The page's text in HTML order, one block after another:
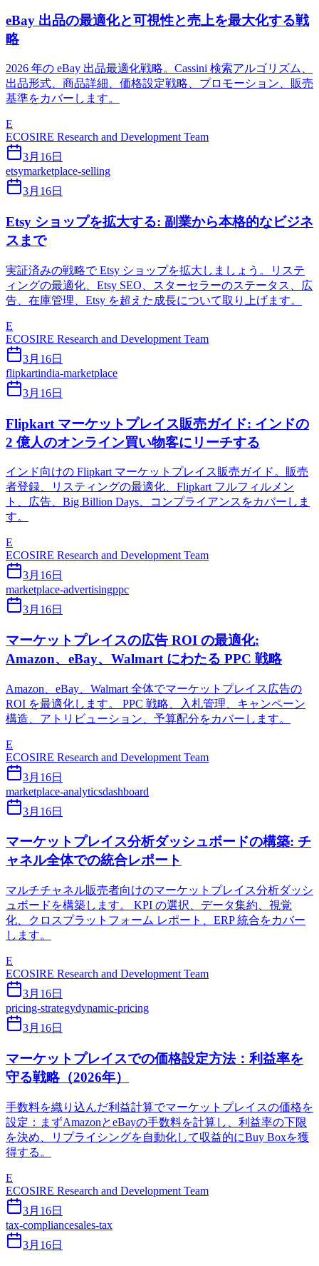
eBay 出品の最適化と可視性と売上を最大化する戦
略
2026 年の eBay 出品最適化戦略。Cassini 検索アルゴリズム、
出品形式、商品詳細、価格設定戦略、プロモーション、販売
基準をカバーします。
E
ECOSIRE Research and Development Team
3月16日
etsymarketplace-selling
3月16日
Etsy ショップを拡大する: 副業から本格的なビジネ
スまで
実証済みの戦略で Etsy ショップを拡大しましょう。リステ
ィングの最適化、Etsy SEO、スターセラーのステータス、広
告、在庫管理、Etsy を超えた成長について取り上げます。
E
ECOSIRE Research and Development Team
3月16日
flipkartindia-marketplace
3月16日
Flipkart マーケットプレイス販売ガイド: インドの
2 億人のオンライン買い物客にリーチする
インド向けの Flipkart マーケットプレイス販売ガイド。販売
者登録、リスティングの最適化、Flipkart フルフィルメン
ト、広告、Big Billion Days、コンプライアンスをカバーしま
す。
E
ECOSIRE Research and Development Team
3月16日
marketplace-advertisingppc
3月16日
マーケットプレイスの広告 ROI の最適化:
Amazon、eBay、Walmart にわたる PPC 戦略
Amazon、eBay、Walmart 全体でマーケットプレイス広告の
ROI を最適化します。 PPC 戦略、入札管理、キャンペーン
構造、アトリビューション、予算配分をカバーします。
E
ECOSIRE Research and Development Team
3月16日
marketplace-analyticsdashboard
3月16日
マーケットプレイス分析ダッシュボードの構築: チ
ャネル全体での統合レポート
マルチチャネル販売者向けのマーケットプレイス分析ダッシ
ュボードを構築します。 KPI の選択、データ集約、視覚
化、クロスプラットフォーム レポート、ERP 統合をカバー
します。
E
ECOSIRE Research and Development Team
3月16日
pricing-strategydynamic-pricing
3月16日
マーケットプレイスでの価格設定方法：利益率を
守る戦略（2026年）
手数料を織り込んだ利益計算でマーケットプレイスの価格を
設定：まずAmazonとeBayの手数料を計算し、利益率の下限
を決め、リプライシングを自動化して収益的にBuy Boxを獲
得する。
E
ECOSIRE Research and Development Team
3月16日
tax-compliancesales-tax
3月16日